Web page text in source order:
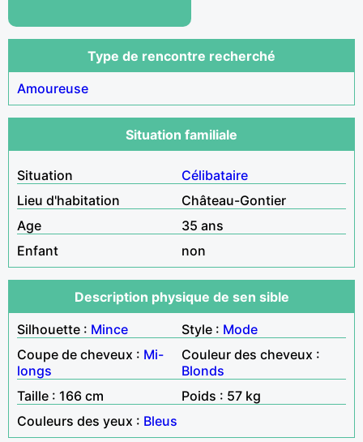
Type de rencontre recherché
Amoureuse
Situation familiale
Situation
Célibataire
Lieu d'habitation
Château-Gontier
Age
35 ans
Enfant
non
Description physique de sen sible
Silhouette : Mince Style : Mode
Coupe de cheveux : Mi-
longs
Couleur des cheveux :
Blonds
Taille : 166 cm
Poids : 57 kg
Couleurs des yeux : Bleus